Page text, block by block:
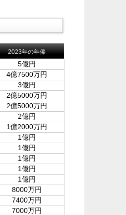
2023年の年俸
5億円
4億7500万円
3億円
2億5000万円
2億5000万円
2億円
1億2000万円
1億円
1億円
1億円
1億円
1億円
8000万円
7400万円
7000万円